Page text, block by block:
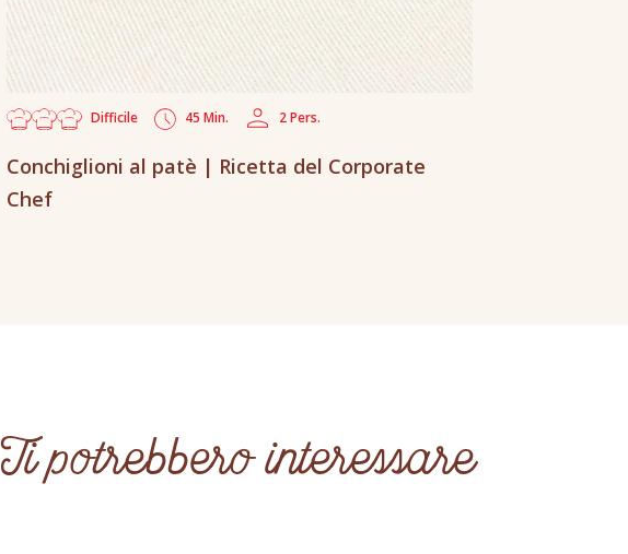
Difficile 45 Min. 2 Pers.
Conchiglioni al patè | Ricetta del Corporate
Chef
Ti potrebbero interessare